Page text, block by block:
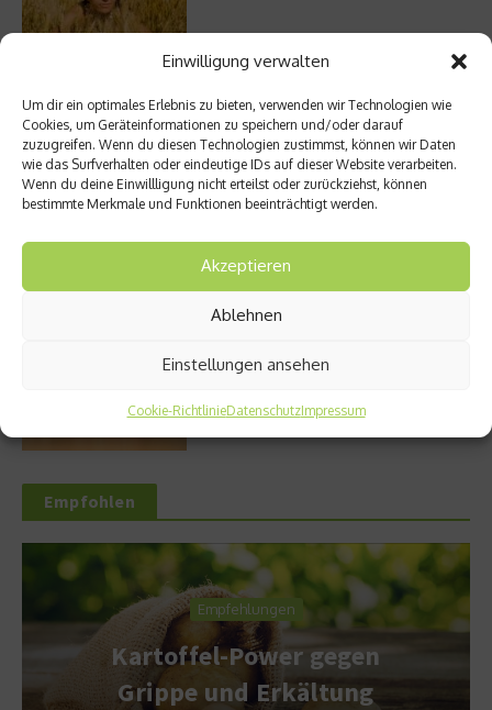
Einwilligung verwalten
Um dir ein optimales Erlebnis zu bieten, verwenden wir Technologien wie
Cookies, um Geräteinformationen zu speichern und/oder darauf
zuzugreifen. Wenn du diesen Technologien zustimmst, können wir Daten
wie das Surfverhalten oder eindeutige IDs auf dieser Website verarbeiten.
Wenn du deine Einwillligung nicht erteilst oder zurückziehst, können
bestimmte Merkmale und Funktionen beeinträchtigt werden.
Akzeptieren
Ablehnen
Einstellungen ansehen
Cookie-RichtlinieDatenschutzImpressum
Entzündung der Nebenhöhlen: Symptome
und verschiedene Formen
Empfohlen
Empfehlungen
Kartoffel-Power gegen
Grippe und Erkältung